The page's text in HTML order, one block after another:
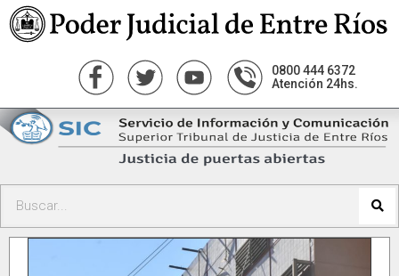
0800 444 6372
Atención 24hs.